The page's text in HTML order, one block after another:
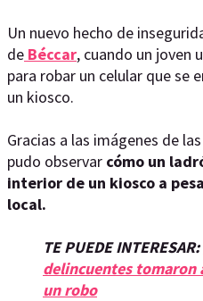
Un nuevo hecho de
de Béccar, cuando un joven
para robar un celular que se
un kiosco.
Gracias a las imágenes de
pudo observar cómo un
interior de un kiosco a
local.
TE PUEDE INTERESAR:
delincuentes tomaron
un robo